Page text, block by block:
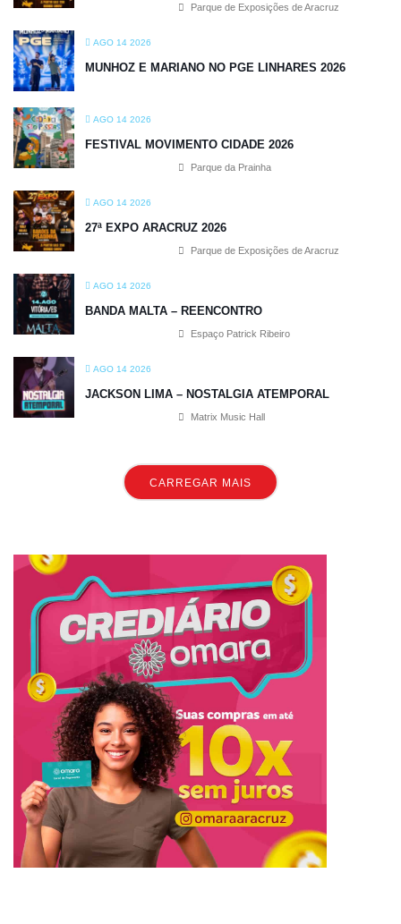
Parque de Exposições de Aracruz
AGO 14 2026
MUNHOZ E MARIANO NO PGE LINHARES 2026
AGO 14 2026
FESTIVAL MOVIMENTO CIDADE 2026
Parque da Prainha
AGO 14 2026
27ª EXPO ARACRUZ 2026
Parque de Exposições de Aracruz
AGO 14 2026
BANDA MALTA – REENCONTRO
Espaço Patrick Ribeiro
AGO 14 2026
JACKSON LIMA – NOSTALGIA ATEMPORAL
Matrix Music Hall
CARREGAR MAIS